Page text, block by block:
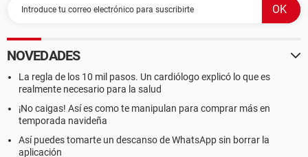
NOVEDADES
La regla de los 10 mil pasos. Un cardiólogo explicó lo que es
realmente necesario para la salud
¡No caigas! Así es como te manipulan para comprar más en
temporada navideña
Así puedes tomarte un descanso de WhatsApp sin borrar la
aplicación